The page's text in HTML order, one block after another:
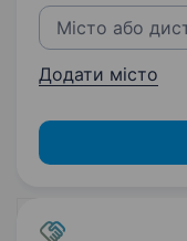
Додати місто